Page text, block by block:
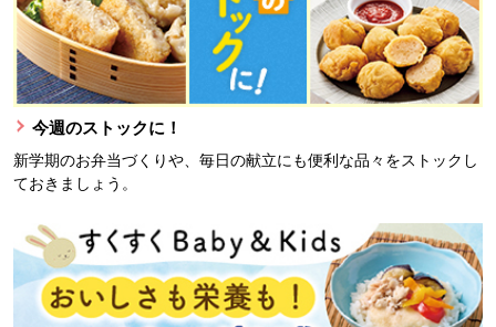
今週のストックに！
新学期のお弁当づくりや、毎日の献立にも便利な品々をストックし
ておきましょう。